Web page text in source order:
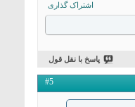
اشتراک گذاری
پاسخ با نقل قول
#5